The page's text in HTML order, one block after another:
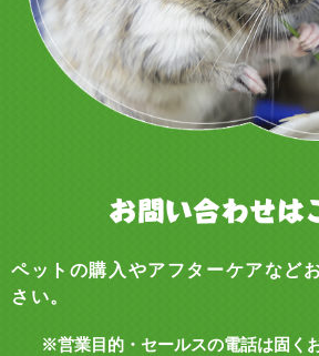
ペットの購入やアフターケアなど
さい。
※営業目的・セールスの電話は固く